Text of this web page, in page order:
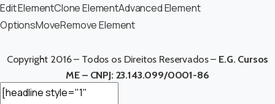
Edit ElementClone ElementAdvanced Element
OptionsMoveRemove Element
Copyright 2016 – Todos os Direitos Reservados – E.G. Cursos
ME – CNPJ: 23.143.099/0001-86